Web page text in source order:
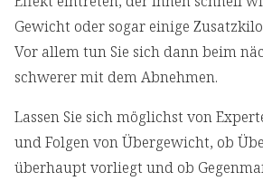
Gewicht oder sogar einige
Vor allem tun Sie sich dann beim
schwerer mit dem Abnehmen.
Lassen Sie sich möglichst von
und Folgen von Übergewicht, ob
überhaupt vorliegt und ob